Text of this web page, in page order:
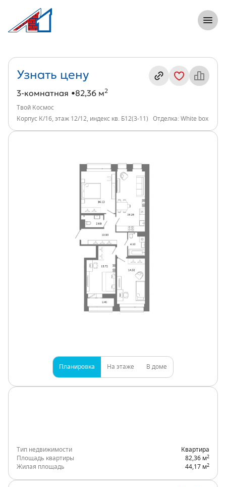
3-комнатная, 82 м², ЖК Твой Космос,
Информация о квартире
Узнать цену
3-комнатная 82,36 м2
Твой Космос
Корпус К/16, этаж 12/12, индекс кв. Б12(3-11)
Отделка: White box
Планировка На этаже В доме
Тип недвижимости
Квартира
Площадь квартиры
82,36 м2
Жилая площадь 44,17 м2